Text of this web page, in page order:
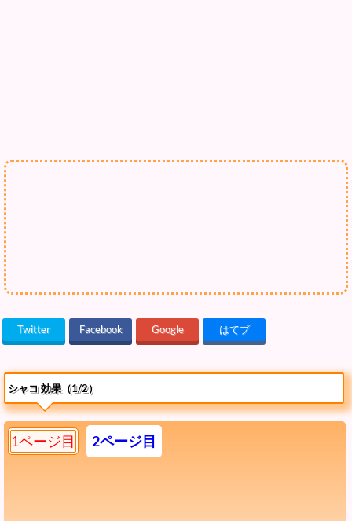
Twitter Facebook Google はてブ
シャコ 効果（1/2）
1ページ目 2ページ目